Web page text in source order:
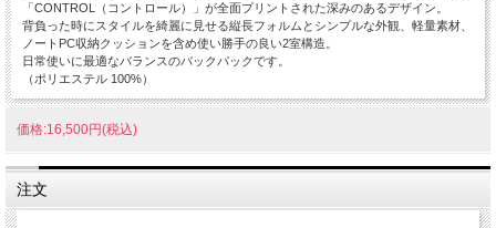
「CONTROL（コントロール）」が全面プリントされた深みのあるデザイン。
背負った時にスタイルを綺麗に見せる縦長フォルムとシンプルな外観、軽量素材、
ノートPC収納クッションを含め使い勝手の良い2室構造。
日常使いに最適なバランスのバックパックです。
（ポリエステル 100%）
価格:16,500円(税込)
注文